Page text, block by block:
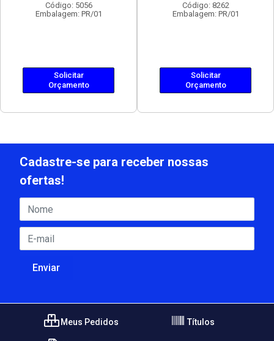
Código: 5056
Embalagem: PR/01
Solicitar
Orçamento
Código: 8262
Embalagem: PR/01
Solicitar
Orçamento
Cadastre-se para receber nossas
ofertas!
Meus Pedidos Títulos